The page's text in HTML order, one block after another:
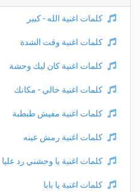
كلمات اغنية الله - كبير
كلمات اغنية وقت الشدة
كلمات اغنية كان ليك وحشة
كلمات اغنية خالي - مكانك
كلمات اغنية مفيش طبطبة
كلمات اغنية رمش عينه
كلمات اغنية يا وحشني رد عليا
كلمات اغنية يا بابا